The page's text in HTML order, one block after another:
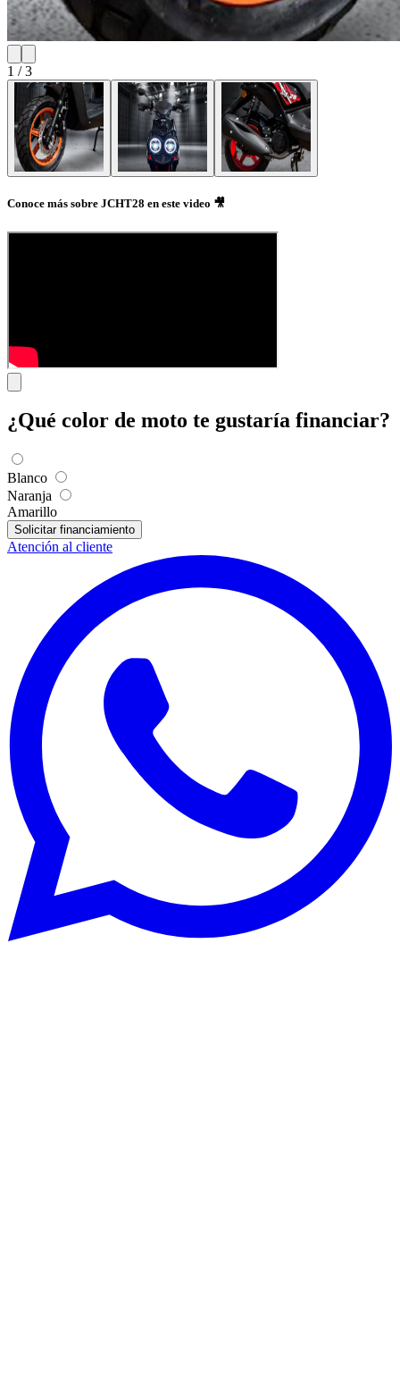
1 /3
Conoce más sobre JCHT28 en este video 🎥
¿Qué color de moto te gustaría financiar?
Blanco
Naranja
Amarillo
Solicitar financiamiento
Atención al cliente